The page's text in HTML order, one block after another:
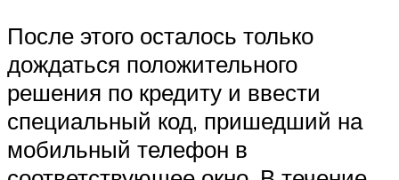
После этого осталось только
дождаться положительного
решения по кредиту и ввести
специальный код, пришедший на
мобильный телефон в